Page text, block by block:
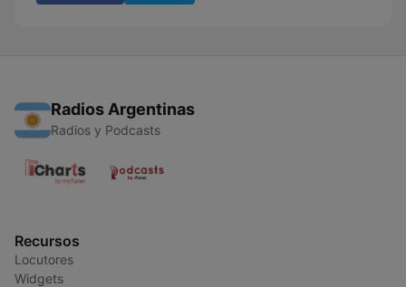
Radios Argentinas
Radios y Podcasts
Recursos
Locutores
Widgets